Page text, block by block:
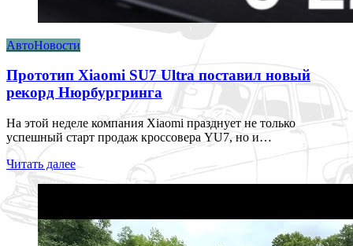
АвтоНовости
Прототип Xiaomi SU7 Ultra поставил новый
рекорд Нюрбургринга
На этой неделе компания Xiaomi празднует не только
успешный старт продаж кроссовера YU7, но и…
Читать далее